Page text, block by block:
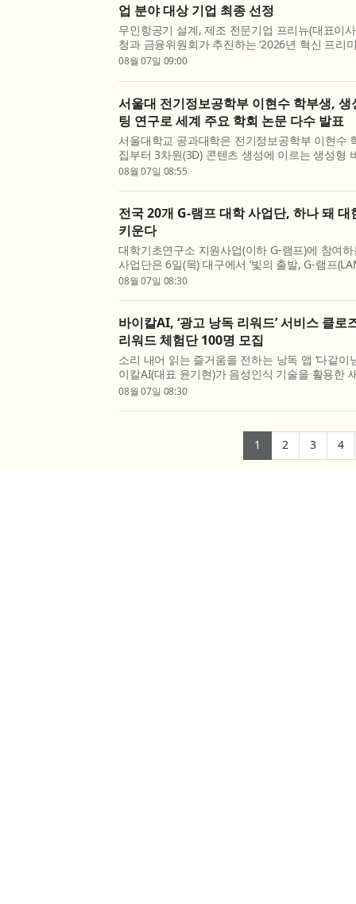
업 분야 대상 기업 최종 선정
무인항공기 설계, 제조 전문기업 프리뉴(대표이
청과 금융위원회가 추진하는 ‘2026년 혁신 프리
분야 대상 기업으로 최종 선정됐다고 밝혔다. ‘혁
08월 07일 09:00
서울대 전기정보공학부 이현수 학부생,
팅 연구로 세계 주요 학회 논문 다수 발표
서울대학교 공과대학은 전기정보공학부 이현수
집부터 3차원(3D) 콘텐츠 생성에 이르는 생성형
(Generative Visual Computing) 연구 성과를
08월 07일 08:55
전국 20개 G-램프 대학 사업단, 하나 돼
키운다
대학기초연구소 지원사업(이하 G-램프)에 참여
사업단은 6일(목) 대구에서 ‘빛의 출발, G-램프
출범식’을 개최했다. 이번 행사는 20개 사업단의
08월 07일 08:30
바이칼AI, ‘광고 낭독 리워드’ 서비스 클
리워드 체험단 100명 모집
소리 내어 읽는 즐거움을 전하는 낭독 앱 ‘다같이
이칼AI(대표 윤기현)가 음성인식 기술을 활용한
를 선보인다. 바이칼AI는 사용자가 짧은 광고 문
08월 07일 08:30
1 (current)
2(current)
3 4